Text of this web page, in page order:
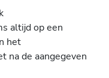
altijd op een
het
na de aangegeven